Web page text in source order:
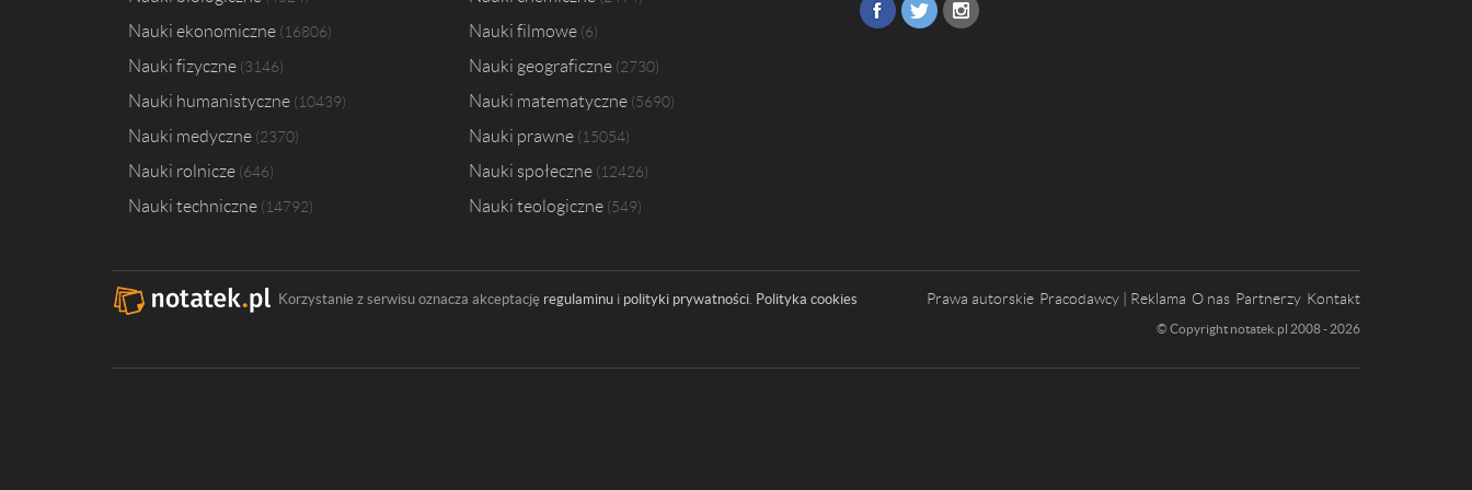
Nauki ekonomiczne 16806 Nauki filmowe 6
Nauki fizyczne 3146 Nauki geograficzne 2730
Nauki humanistyczne 10439 Nauki matematyczne 5690
Nauki medyczne 2370 Nauki prawne 15054
Nauki rolnicze 646 Nauki społeczne 12426
Nauki techniczne 14792 Nauki teologiczne 549
Korzystanie z serwisu oznacza akceptację regulaminu i polityki prywatności. Polityka cookies Prawa autorskie Pracodawcy | Reklama O nas Partnerzy Kontakt
© Copyright notatek.pl 2008 - 2026